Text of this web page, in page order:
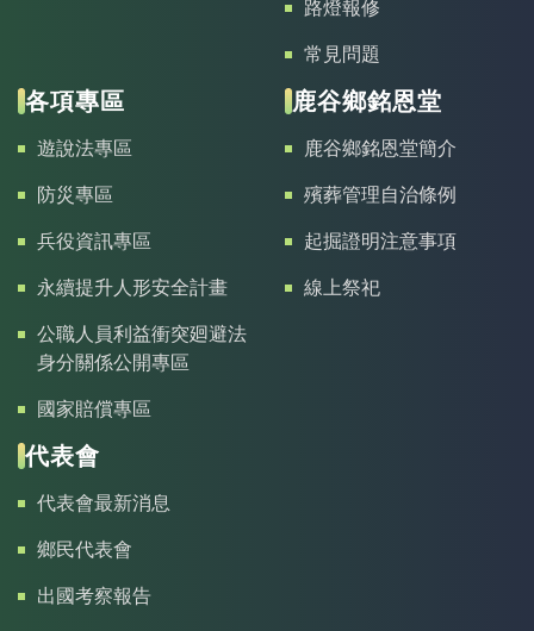
路燈報修
常見問題
各項專區
遊說法專區
防災專區
兵役資訊專區
永續提升人形安全計畫
公職人員利益衝突廻避法
身分關係公開專區
國家賠償專區
鹿谷鄉銘恩堂
鹿谷鄉銘恩堂簡介
殯葬管理自治條例
起掘證明注意事項
線上祭祀
代表會
代表會最新消息
鄉民代表會
出國考察報告